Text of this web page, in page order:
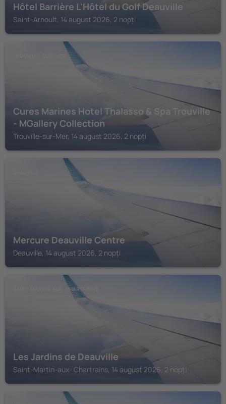
Hôtel Barrière L'Hôtel du Golf Deauville
Saint-Arnoult, 14 august 2026, 2 nopți
Cures Marines Hotel Thalasso & Spa Trouville
- MGallery Collection
Trouville-sur-Mer, 14 august 2026, 2 nopți
Mercure Deauville Centre
Deauville, 14 august 2026, 2 nopți
SAINT-MARTIN-AUX- CHARTRAINS
Les Jardins de Deauville
Saint-Martin-aux- Chartrains, 14 august 2026, 2 nopți